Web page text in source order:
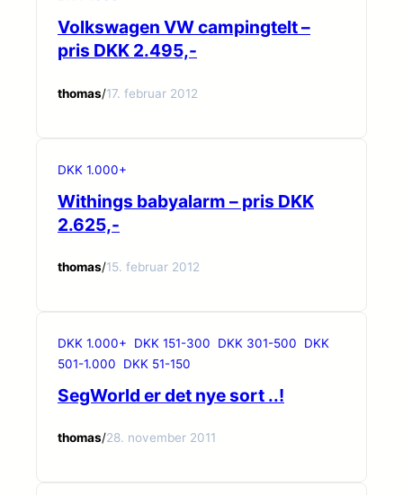
Volkswagen VW campingtelt –
pris DKK 2.495,-
thomas/17. februar 2012
DKK 1.000+
Withings babyalarm – pris DKK
2.625,-
thomas/15. februar 2012
DKK 1.000+ DKK 151-300 DKK 301-500
DKK
501-1.000
DKK 51-150
SegWorld er det nye sort ..!
thomas/28. november 2011